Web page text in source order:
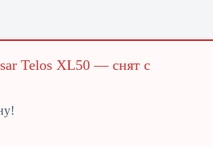
Telos XL50 — снят с